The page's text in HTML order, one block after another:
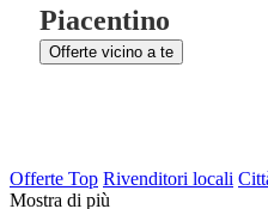
Piacentino
Offerte vicino a te
Offerte Top Rivenditori locali
Mostra di più